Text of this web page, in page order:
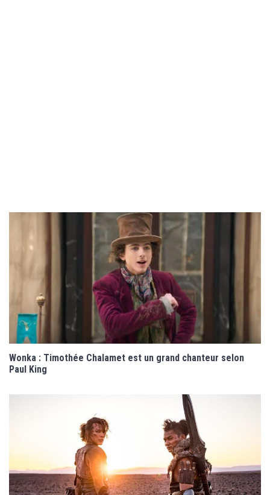
Wonka : Timothée Chalamet est un grand chanteur selon
Paul King